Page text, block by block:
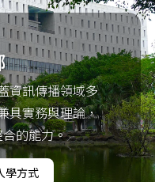
資訊傳播領域多
具實務與理論，
的能力。
學方式
資訊傳播領域多
具實務與理論，
的能力。
學方式